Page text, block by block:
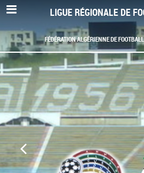
LIGUE RÉGIONALE DE